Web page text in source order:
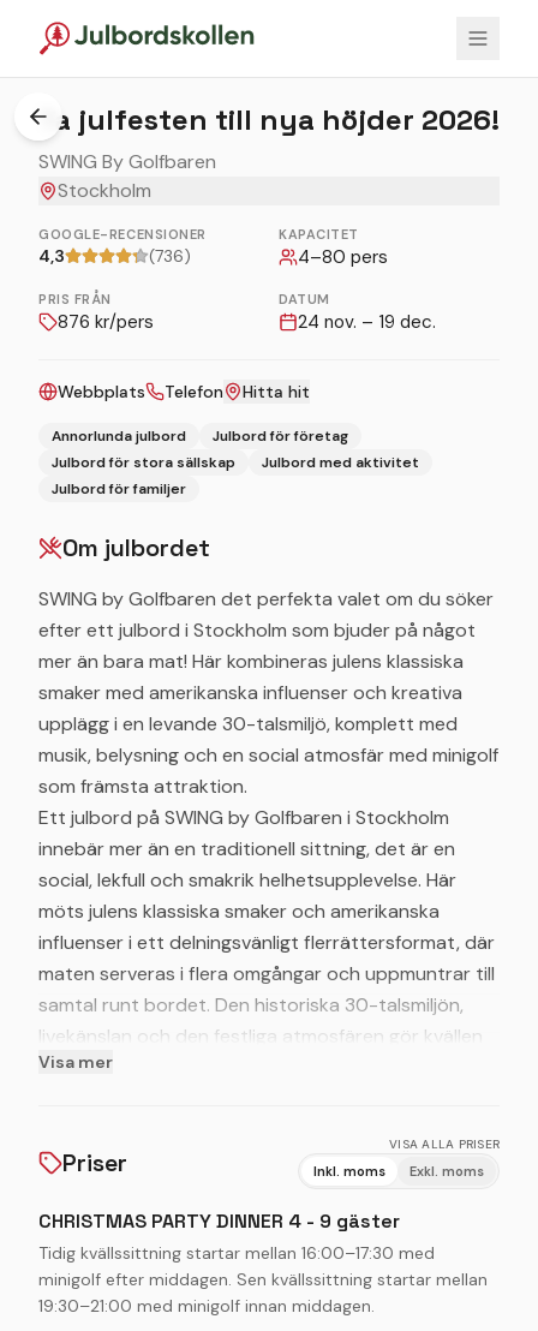
1/
Ta julfesten till nya höjder 2026!
SWING By Golfbaren
Stockholm
GOOGLE-RECENSIONER
4,3 (736)
KAPACITET
4–80 pers
PRIS FRÅN
876 kr/pers
DATUM
24 nov. – 19 dec.
Webbplats Telefon Hitta hit
Annorlunda julbord
Julbord för företag
Julbord för stora sällskap
Julbord med aktivitet
Julbord för familjer
Om julbordet
SWING by Golfbaren det perfekta valet om du söker
efter ett julbord i Stockholm som bjuder på något
mer än bara mat! Här kombineras julens klassiska
smaker med amerikanska influenser och kreativa
upplägg i en levande 30-talsmiljö, komplett med
musik, belysning och en social atmosfär med minigolf
som främsta attraktion.
Ett julbord på SWING by Golfbaren i Stockholm
innebär mer än en traditionell sittning, det är en
social, lekfull och smakrik helhetsupplevelse. Här
möts julens klassiska smaker och amerikanska
influenser i ett delningsvänligt flerrättersformat, där
maten serveras i flera omgångar och uppmuntrar till
samtal runt bordet. Den historiska 30-talsmiljön,
livekänslan och den festliga atmosfären gör kvällen
både stämningsfull och avslappnad.
tävlingsmoment. Oavsett om ni vill spela för skojs
skull, utmana kollegor i ett inofficiellt
klubbmästerskap eller gå all-in på tävlingsupplägg,
skapar aktiviteten energi, skratt och nya minnen.
Välj Christmas Party Lunch eller Christmas Party
Dinner, med eller utan minigolf, eller kombinera allt
Visa mer
Priser
VISA ALLA PRISER
Inkl. moms Exkl. moms
CHRISTMAS PARTY DINNER 4 - 9 gäster
Tidig kvällssittning startar mellan 16:00–17:30 med
minigolf efter middagen. Sen kvällssittning startar mellan
19:30–21:00 med minigolf innan middagen.